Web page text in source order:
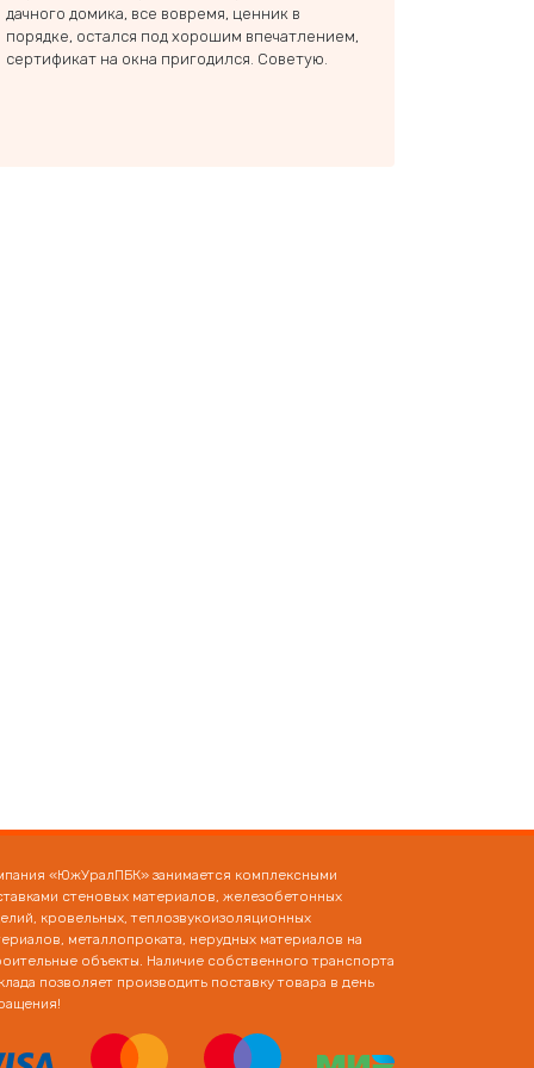
дачного домика, все вовремя, ценник в
порядке, остался под хорошим впечатлением,
сертификат на окна пригодился. Советую.
«ЮжУралПБК» занимается комплексными
стеновых материалов, железобетонных
кровельных, теплозвукоизоляционных
металлопроката, нерудных материалов на
объекты. Наличие собственного транспорта
позволяет производить поставку товара в день